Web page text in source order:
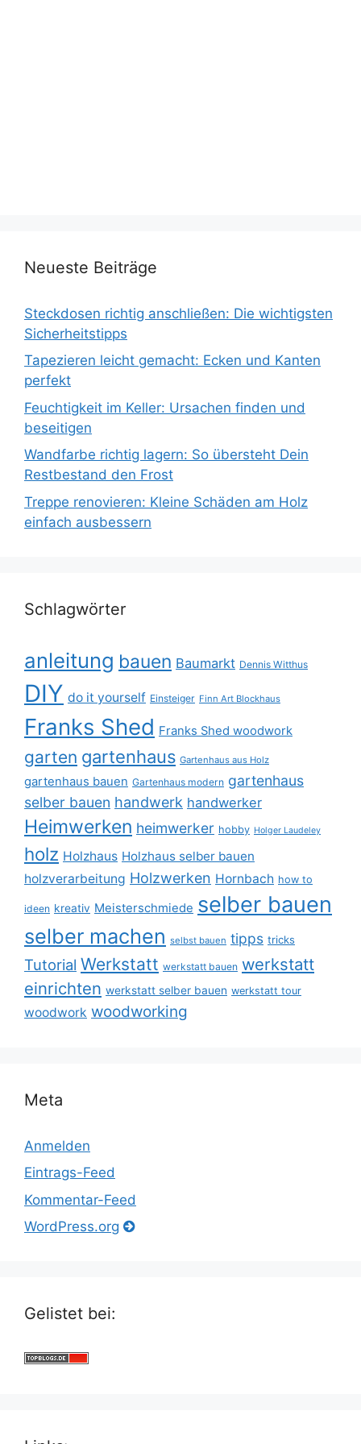
Neueste Beiträge
Steckdosen richtig anschließen: Die wichtigsten
Sicherheitstipps
Tapezieren leicht gemacht: Ecken und Kanten
perfekt
Feuchtigkeit im Keller: Ursachen finden und
beseitigen
Wandfarbe richtig lagern: So übersteht Dein
Restbestand den Frost
Treppe renovieren: Kleine Schäden am Holz
einfach ausbessern
Schlagwörter
anleitung bauen Baumarkt Dennis Witthus
DIY do it yourself Einsteiger Finn Art Blockhaus
Franks Shed Franks Shed woodwork
garten gartenhaus Gartenhaus aus Holz
gartenhaus bauen Gartenhaus modern gartenhaus
selber bauen handwerk handwerker
Heimwerken heimwerker hobby Holger Laudeley
holz Holzhaus Holzhaus selber bauen
holzverarbeitung Holzwerken Hornbach how to
ideen kreativ Meisterschmiede selber bauen
selber machen selbst bauen tipps tricks
Tutorial Werkstatt werkstatt bauen werkstatt
einrichten werkstatt selber bauen werkstatt tour
woodwork woodworking
Meta
Anmelden
Eintrags-Feed
Kommentar-Feed
WordPress.org
Gelistet bei: